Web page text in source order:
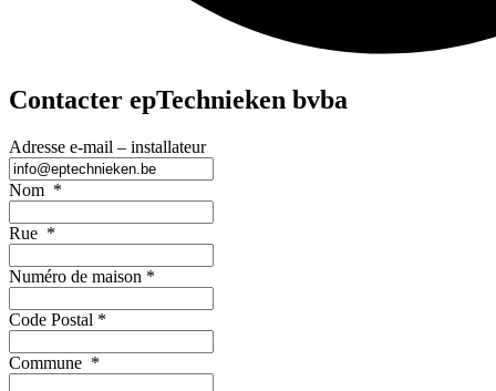
Contacter epTechnieken bvba
Adresse e-mail – installateur
Nom *
Rue *
Numéro de maison *
Code Postal *
Commune *